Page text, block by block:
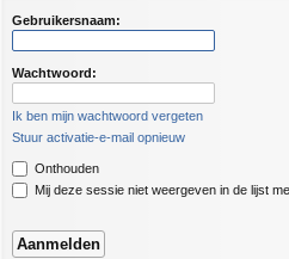
Gebruikersnaam:
Wachtwoord:
Ik ben mijn wachtwoord vergeten
Stuur activatie-e-mail opnieuw
Onthouden
Mij deze sessie niet weergeven in de lijst